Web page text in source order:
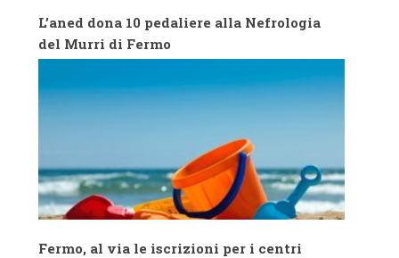
L’aned dona 10 pedaliere alla Nefrologia
del Murri di Fermo
Fermo, al via le iscrizioni per i centri